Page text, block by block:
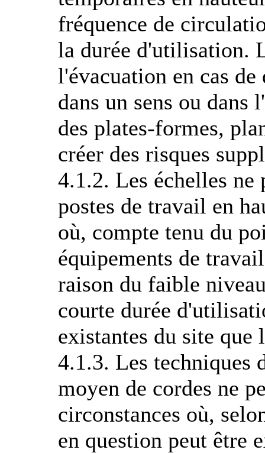
fréquence de
la durée d'utilisation.
l'évacuation en cas
dans un sens ou dans
des plates-formes,
créer des risques
4.1.2. Les échelles
postes de travail en
où, compte tenu du
équipements de
raison du faible
courte durée
existantes du site
4.1.3. Les techniques
moyen de cordes ne
circonstances où,
en question peut être